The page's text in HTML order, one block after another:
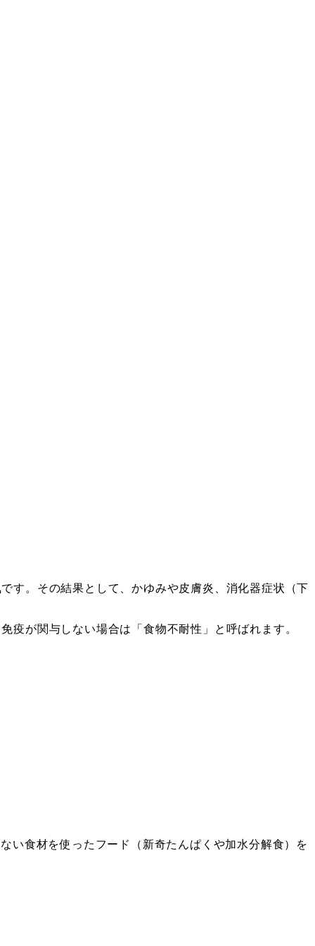
す。その結果として、かゆみや皮膚炎、消化器症状（下
疫が関与しない場合は「食物不耐性」と呼ばれます。
い食材を使ったフード（新奇たんぱくや加水分解食）を